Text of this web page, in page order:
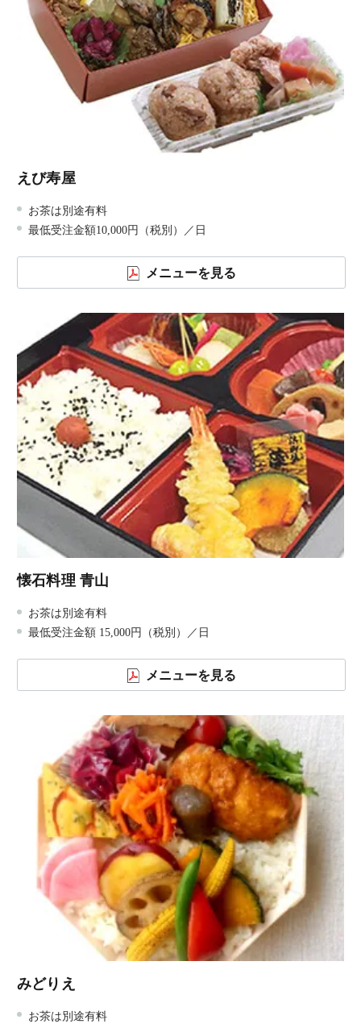
えび寿屋
お茶は別途有料
最低受注金額10,000円（税別）／日
メニューを見る
懐石料理 青山
お茶は別途有料
最低受注金額 15,000円（税別）／日
メニューを見る
みどりえ
お茶は別途有料